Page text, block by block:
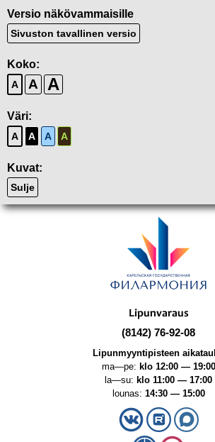
Versio näkövammaisille
Sivuston tavallinen versio
Koko:
A A A
Väri:
A A A A
Kuvat:
Sulje
Lipunvaraus
(8142) 76-92-08
Lipunmyyntipisteen
ma—pe: klo 12:00 — 19:00
la—su: klo 11:00 — 17:00
lounas: 14:30 — 15:00